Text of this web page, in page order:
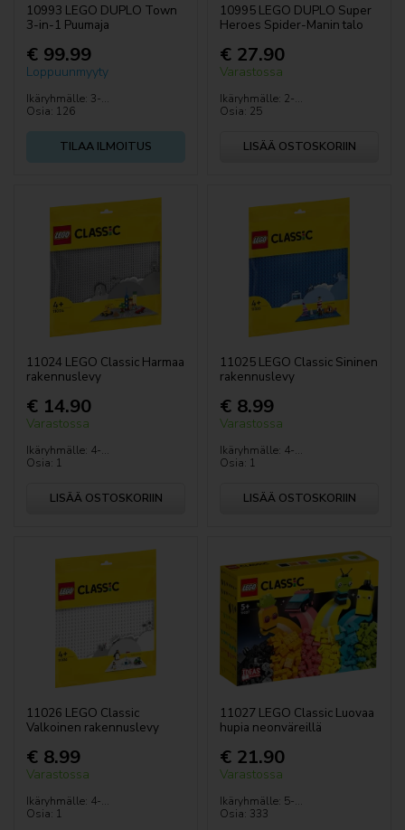
10993 LEGO DUPLO Town
3-in-1 Puumaja
€ 99.99
Loppuunmyyty
Ikäryhmälle: 3-...
Osia: 126
TILAA ILMOITUS
10995 LEGO DUPLO Super
Heroes Spider-Manin talo
€ 27.90
Varastossa
Ikäryhmälle: 2-...
Osia: 25
LISÄÄ OSTOSKORIIN
11024 LEGO Classic Harmaa
rakennuslevy
€ 14.90
Varastossa
Ikäryhmälle: 4-...
Osia: 1
LISÄÄ OSTOSKORIIN
11025 LEGO Classic Sininen
rakennuslevy
€ 8.99
Varastossa
Ikäryhmälle: 4-...
Osia: 1
LISÄÄ OSTOSKORIIN
11026 LEGO Classic
Valkoinen rakennuslevy
€ 8.99
Varastossa
Ikäryhmälle: 4-...
Osia: 1
11027 LEGO Classic Luovaa
hupia neonväreillä
€ 21.90
Varastossa
Ikäryhmälle: 5-...
Osia: 333